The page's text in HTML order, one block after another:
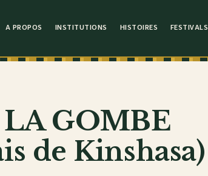
A PROPOS INSTITUTIONS HISTOIRES FESTIVALS
GOMBE
de Kinshasa)